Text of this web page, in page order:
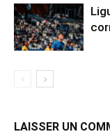
LAISSER UN